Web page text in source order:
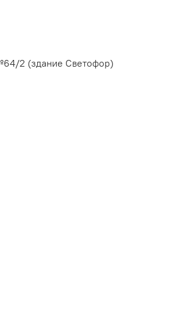
2 (здание Светофор)